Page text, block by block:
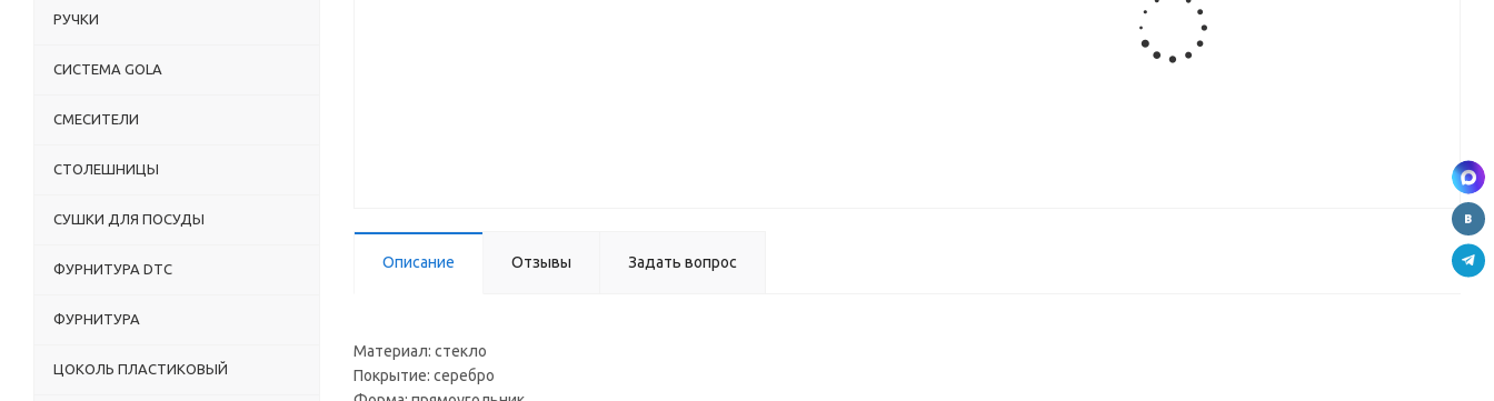
Описание Отзывы Задать вопрос
Материал: стекло
Покрытие: серебро
РУЧКИ
СИСТЕМА GOLA
СМЕСИТЕЛИ
СТОЛЕШНИЦЫ
СУШКИ ДЛЯ ПОСУДЫ
ФУРНИТУРА DTC
ФУРНИТУРА
ЦОКОЛЬ ПЛАСТИКОВЫЙ